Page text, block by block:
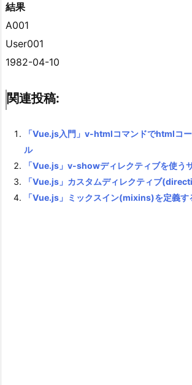
結果
A001
User001
1982-04-10
関連投稿:
「Vue.js入門」v-htmlコマンドでhtmlコ
ル
「Vue.js」v-showディレクティブを使う
「Vue.js」カスタムディレクティブ
「Vue.js」ミックスイン(mixins)を定義す